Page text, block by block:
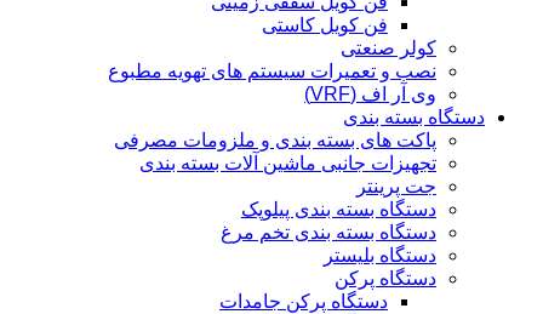
فن کویل کاستی
کولر صنعتی
نصب و تعمیرات سیستم های تهویه مطبوع
وی آر اف (VRF)
دستگاه بسته بندی
پاکت های بسته بندی و ملزومات مصرفی
تجهیزات جانبی ماشین آلات بسته بندی
جت پرینتر
دستگاه بسته بندی پیلوپک
دستگاه بسته بندی تخم مرغ
دستگاه بلیستر
دستگاه پرکن
دستگاه پرکن جامدات